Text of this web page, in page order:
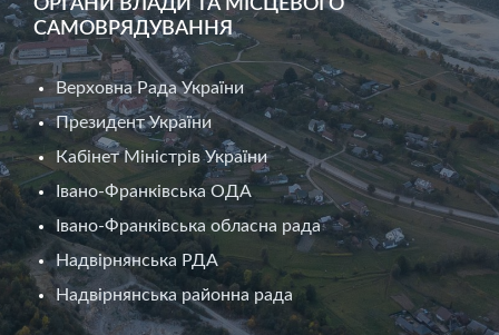
ОРГАНИ ВЛАДИ ТА МІСЦЕВОГО
САМОВРЯДУВАННЯ
Верховна Рада України
Президент України
Кабінет Міністрів України
Івано-Франківська ОДА
Івано-Франківська обласна рада
Надвірнянська РДА
Надвірнянська районна рада